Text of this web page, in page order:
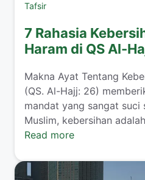
Tafsir
7 Rahasia
Haram di QS Al-
Makna Ayat Tentang
(QS. Al-Hajj: 26)
mandat yang sangat suci
Muslim, kebersihan
Read more